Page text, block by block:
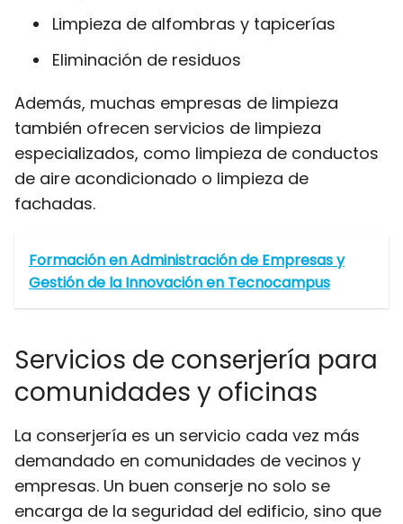
Limpieza de alfombras y tapicerías
Eliminación de residuos
Además, muchas empresas de limpieza
también ofrecen servicios de limpieza
especializados, como limpieza de conductos
de aire acondicionado o limpieza de
fachadas.
Formación en Administración de Empresas y
Gestión de la Innovación en Tecnocampus
Servicios de conserjería para
comunidades y oficinas
La conserjería es un servicio cada vez más
demandado en comunidades de vecinos y
empresas. Un buen conserje no solo se
encarga de la seguridad del edificio, sino que